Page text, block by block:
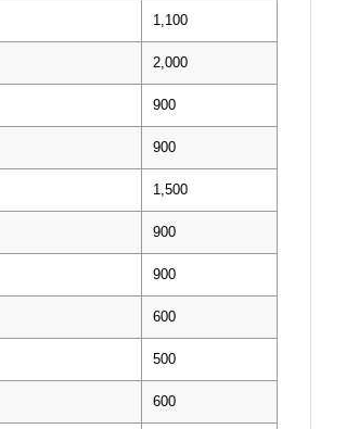
1,100
2,000
900
900
1,500
900
900
600
500
600